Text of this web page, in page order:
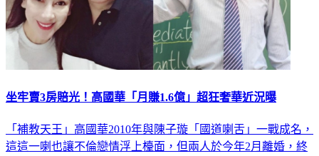
坐牢賣3房賠光！高國華「月賺1.6億」超狂奢華近況曝
「補教天王」高國華2010年與陳子璇「國道喇舌」一戰成名，
這這一喇也讓不倫戀情浮上檯面，但兩人於今年2月離婚，終